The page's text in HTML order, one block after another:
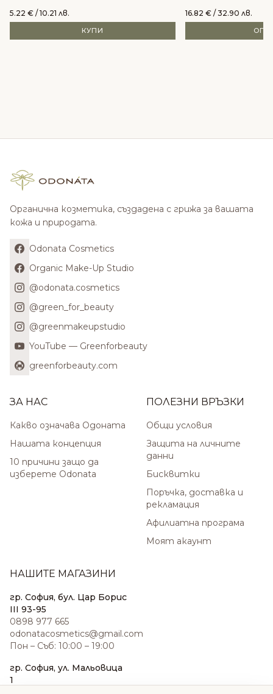
5.22 € / 10.21 лв.
КУПИ
16.82 € / 32.90 лв.
Органична козметика, създадена с грижа за вашата
кожа и природата.
Odonata Cosmetics
Organic Make-Up Studio
@odonata.cosmetics
@green_for_beauty
@greenmakeupstudio
YouTube — Greenforbeauty
greenforbeauty.com
ЗА НАС
Какво означава Одоната
Нашата концепция
10 причини защо да
изберете Odonata
ПОЛЕЗНИ ВРЪЗКИ
Общи условия
Защита на личните
данни
Бисквитки
Поръчка, доставка и
рекламация
Афилиатна програма
Моят акаунт
НАШИТЕ МАГАЗИНИ
гр. София, бул. Цар Борис
III 93-95
0898 977 665
odonatacosmetics@gmail.com
Пон – Съб: 10:00 – 19:00
гр. София, ул. Мальовица
1